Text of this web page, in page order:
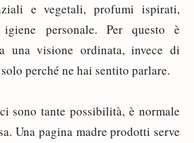
e vegetali, profumi ispirati,
personale. Per questo è
una visione ordinata, invece di
perché ne hai sentito parlare.
sono tante possibilità, è normale
Una pagina madre prodotti serve